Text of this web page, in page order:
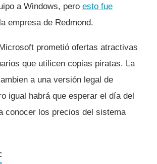
a Windows, pero esto fue
empresa de Redmond.
prometió ofertas atractivas
que utilicen copias piratas. La
a una versión legal de
igual habrá que esperar el dí­a del
conocer los precios del sistema